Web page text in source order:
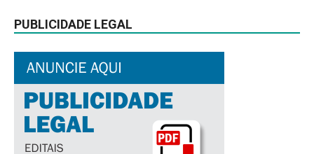
PUBLICIDADE LEGAL